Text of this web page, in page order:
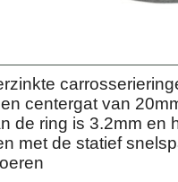
centergat van
de ring is 3.2mm en
met de statief